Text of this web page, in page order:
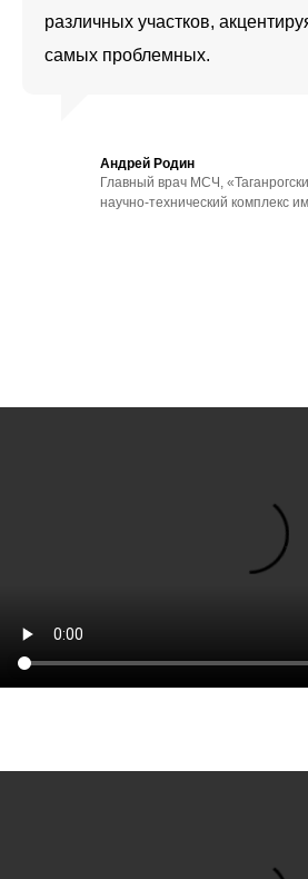
различных участков,
самых проблемных.
Андрей Родин
Главный врач МСЧ,
научно-технический комплекс